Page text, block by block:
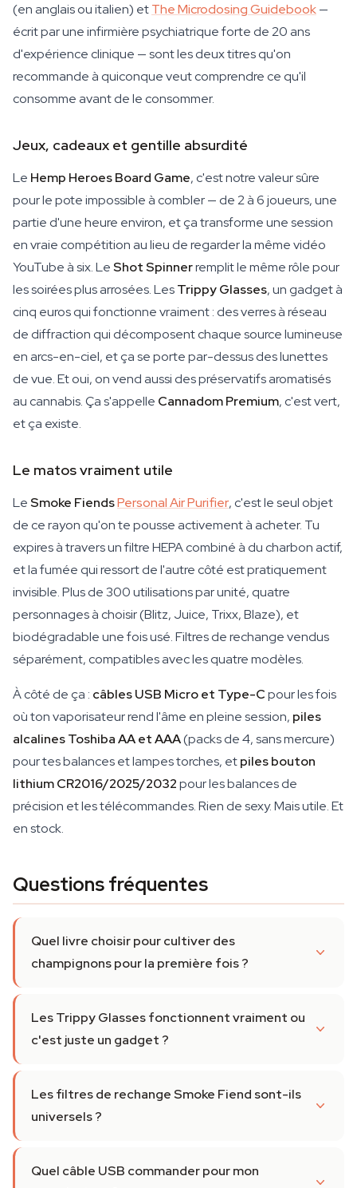
(en anglais ou italien) etThe Microdosing Guidebook—
écrit par une infirmière psychiatrique forte de 20 ans
d'expérience clinique — sont les deux titres qu'on
recommande à quiconque veut comprendre ce qu'il
consomme avant de le consommer.
Jeux, cadeaux et gentille absurdité
Le Hemp Heroes Board Game, c'est notre valeur sûre
pour le pote impossible à combler — de 2 à 6 joueurs, une
partie d'une heure environ, et ça transforme une session
en vraie compétition au lieu de regarder la même vidéo
YouTube à six. Le Shot Spinnerremplit le même rôle pour
les soirées plus arrosées. LesTrippy Glasses, un gadget à
cinq euros qui fonctionne vraiment : des verres à réseau
de diffraction qui décomposent chaque source lumineuse
en arcs-en-ciel, et ça se porte par-dessus des lunettes
de vue. Et oui, on vend aussi des préservatifs aromatisés
au cannabis. Ça s'appelle Cannadom Premium, c'est vert,
et ça existe.
Le matos vraiment utile
Le Smoke FiendsPersonal Air Purifier, c'est le seul objet
de ce rayon qu'on te pousse activement à acheter. Tu
expires à travers un filtre HEPA combiné à du charbon actif,
et la fumée qui ressort de l'autre côté est pratiquement
invisible. Plus de 300 utilisations par unité, quatre
personnages à choisir (Blitz, Juice, Trixx, Blaze), et
biodégradable une fois usé. Filtres de rechange vendus
séparément, compatibles avec les quatre modèles.
À côté de ça : câbles USB Micro et Type-Cpour les fois
où ton vaporisateur rend l'âme en pleine session, piles
alcalines Toshiba AA et AAA(packs de 4, sans mercure)
pour tes balances et lampes torches, etpiles bouton
lithium CR2016/2025/2032pour les balances de
précision et les télécommandes. Rien de sexy. Mais utile. Et
en stock.
Questions fréquentes
Quel livre choisir pour cultiver des
champignons pour la première fois ?
Les Trippy Glasses fonctionnent vraiment ou
c'est juste un gadget ?
Les filtres de rechange Smoke Fiend sont-ils
universels ?
Quel câble USB commander pour mon